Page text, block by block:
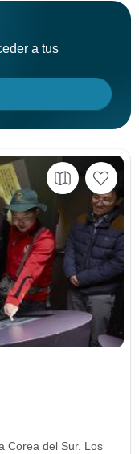
a tus
Corea del Sur. Los